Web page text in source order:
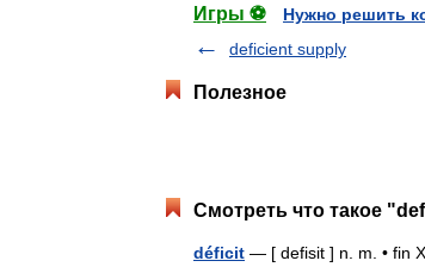
Игры ⚽
Нужно решить
deficient supply
Полезное
Смотреть что такое
déficit — [ defisit ] n. m. • fin